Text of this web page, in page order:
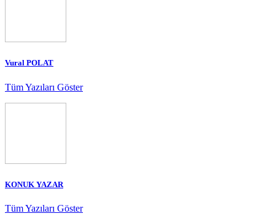
Vural POLAT
Tüm Yazıları Göster
KONUK YAZAR
Tüm Yazıları Göster